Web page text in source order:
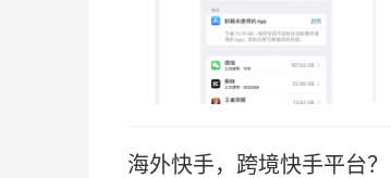
海外快手，跨境快手平台？